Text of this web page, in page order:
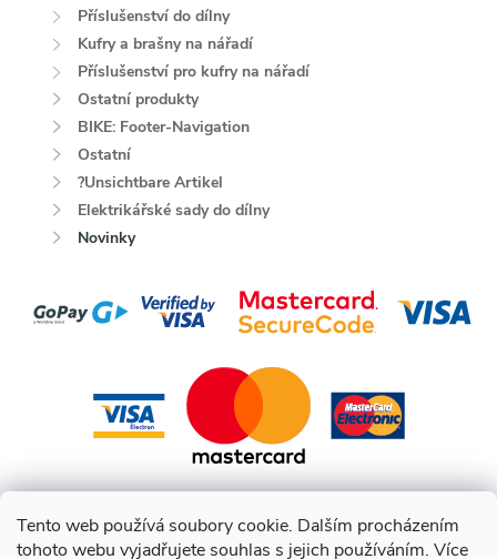
Tento web používá soubory cookie. Dalším procházením
tohoto webu vyjadřujete souhlas s jejich používáním. Více
Příslušenství do dílny
Kufry a brašny na nářadí
Příslušenství pro kufry na nářadí
Ostatní produkty
BIKE: Footer-Navigation
Ostatní
?Unsichtbare Artikel
Elektrikářské sady do dílny
Novinky